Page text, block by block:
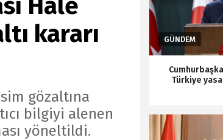
Hale
kararı
gözaltına
bilgiyi alenen
yöneltildi.
Türkiye